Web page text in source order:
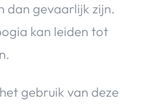
dan gevaarlijk zijn.
kan leiden tot
gebruik van deze